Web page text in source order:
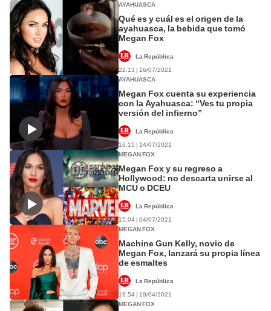
AYAHUASCA
Qué es y cuál es el origen de la
ayahuasca, la bebida que tomó
Megan Fox
La República
22:13 | 16/07/2021
AYAHUASCA
Megan Fox cuenta su experiencia
con la Ayahuasca: “Ves tu propia
versión del infierno”
La República
16:15 | 14/07/2021
MEGAN FOX
Megan Fox y su regreso a
Hollywood: no descarta unirse al
MCU o DCEU
La República
15:04 | 04/07/2021
MEGAN FOX
Machine Gun Kelly, novio de
Megan Fox, lanzará su propia línea
de esmaltes
La República
16:54 | 19/04/2021
MEGAN FOX